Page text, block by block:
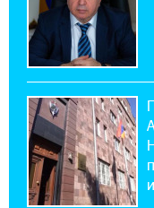
решение
14:44:13
при
18:38:18